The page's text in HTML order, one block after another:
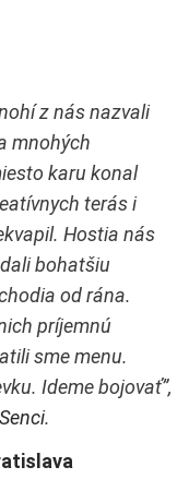
z nás nazvali
mnohých
karu konal
terás i
Hostia nás
bohatšiu
od rána.
príjemnú
sme menu.
Ideme bojovať”,
.